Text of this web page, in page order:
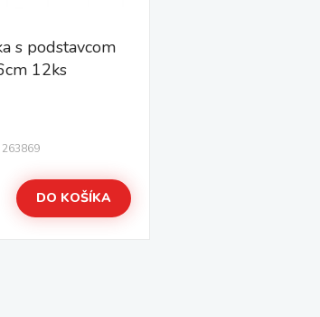
s podstavcom
12ks
DO KOŠÍKA